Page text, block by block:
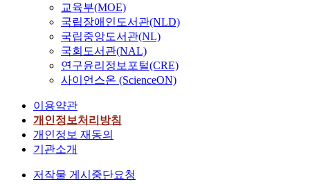
교육부(MOE)
국립장애인도서관(NLD)
국립중앙도서관(NL)
국회도서관(NAL)
연구윤리정보포털(CRE)
사이언스온 (ScienceON)
이용약관
개인정보처리방침
개인정보 재동의
기관소개
저작물 게시중단요청